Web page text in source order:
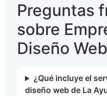
Preguntas
sobre
Diseño Web
¿Qué incluye el
diseño web de La